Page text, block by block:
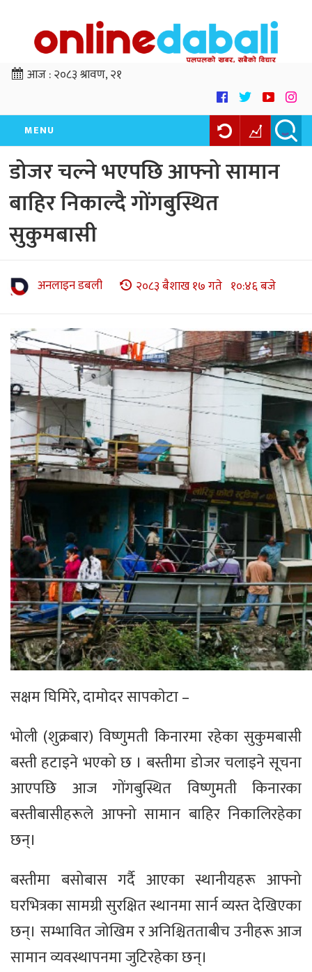
आज :२०८३ श्रावण, २१
MENU
डोजर चल्ने भएपछि आफ्नो सामान
बाहिर निकाल्दै गोंगबुस्थित
सुकुमबासी
अनलाइन डबली २०८३ बैशाख १७ गते १०:४६ बजे
सक्षम घिमिरे, दामाेदर सापकाेटा –
भोली (शुक्रबार) विष्णुमती किनारमा रहेका सुकुमबासी
बस्ती हटाइने भएको छ । बस्तीमा डोजर चलाइने सूचना
आएपछि आज गोंगबुस्थित विष्णुमती किनारका
बस्तीबासीहरूले आफ्नो सामान बाहिर निकालिरहेका
छन्।
बस्तीमा बसोबास गर्दै आएका स्थानीयहरू आफ्नो
घरभित्रका सामग्री सुरक्षित स्थानमा सार्न व्यस्त देखिएका
छन्। सम्भावित जोखिम र अनिश्चितताबीच उनीहरू आज
सामान व्यवस्थापनमा जुटिरहेका छन्।